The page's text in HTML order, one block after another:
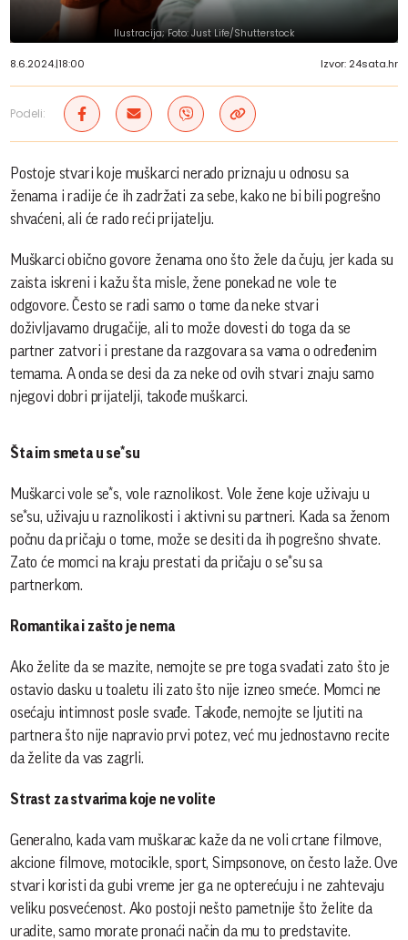
Ilustracija; Foto: Just Life/Shutterstock
8.6.2024.|18:00 Izvor: 24sata.hr
Podeli:
Postoje stvari koje muškarci nerado priznaju u odnosu sa
ženama i radije će ih zadržati za sebe, kako ne bi bili pogrešno
shvaćeni, ali će rado reći prijatelju.
Muškarci obično govore ženama ono što žele da čuju, jer kada su
zaista iskreni i kažu šta misle, žene ponekad ne vole te
odgovore. Često se radi samo o tome da neke stvari
doživljavamo drugačije, ali to može dovesti do toga da se
partner zatvori i prestane da razgovara sa vama o određenim
temama. A onda se desi da za neke od ovih stvari znaju samo
njegovi dobri prijatelji, takođe muškarci.
Šta im smeta u se*su
Muškarci vole se*s, vole raznolikost. Vole žene koje uživaju u
se*su, uživaju u raznolikosti i aktivni su partneri. Kada sa ženom
počnu da pričaju o tome, može se desiti da ih pogrešno shvate.
Zato će momci na kraju prestati da pričaju o se*su sa
partnerkom.
Romantika i zašto je nema
Ako želite da se mazite, nemojte se pre toga svađati zato što je
ostavio dasku u toaletu ili zato što nije izneo smeće. Momci ne
osećaju intimnost posle svađe. Takođe, nemojte se ljutiti na
partnera što nije napravio prvi potez, već mu jednostavno recite
da želite da vas zagrli.
Strast za stvarima koje ne volite
Generalno, kada vam muškarac kaže da ne voli crtane filmove,
akcione filmove, motocikle, sport, Simpsonove, on često laže. Ove
stvari koristi da gubi vreme jer ga ne opterećuju i ne zahtevaju
veliku posvećenost. Ako postoji nešto pametnije što želite da
uradite, samo morate pronaći način da mu to predstavite.